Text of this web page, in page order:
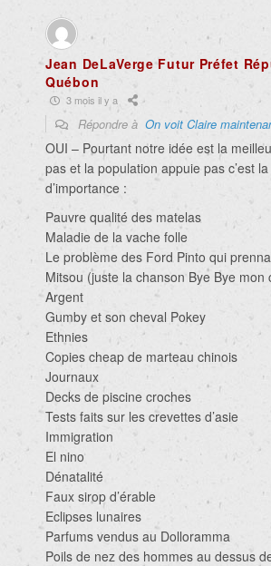
Jean DeLaVerge Futur Préfet
Québon
3 mois il y a
Répondre à On voit Claire
OUI – Pourtant notre idée est la
pas et la population appuie pas c’est
d’importance :
Pauvre qualité des matelas
Maladie de la vache folle
Le problème des Ford Pinto qui
Mitsou (juste la chanson Bye Bye mon
Argent
Gumby et son cheval Pokey
Ethnies
Copies cheap de marteau chinois
Journaux
Decks de piscine croches
Tests faits sur les crevettes d’asie
Immigration
El nino
Dénatalité
Faux sirop d’érable
Eclipses lunaires
Parfums vendus au Dolloramma
Poils de nez des hommes au dessus